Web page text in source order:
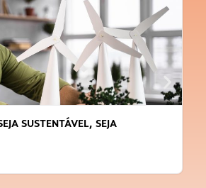
SUSTENTÁVEL, SEJA